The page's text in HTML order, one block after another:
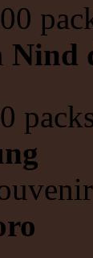
Nind